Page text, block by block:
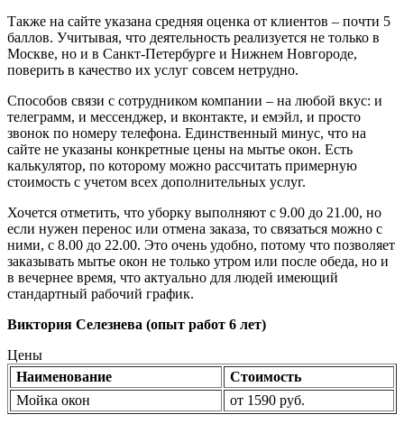
Также на сайте указана средняя оценка от клиентов – почти 5
баллов. Учитывая, что деятельность реализуется не только в
Москве, но и в Санкт-Петербурге и Нижнем Новгороде,
поверить в качество их услуг совсем нетрудно.
Способов связи с сотрудником компании – на любой вкус: и
телеграмм, и мессенджер, и вконтакте, и емэйл, и просто
звонок по номеру телефона. Единственный минус, что на
сайте не указаны конкретные цены на мытье окон. Есть
калькулятор, по которому можно рассчитать примерную
стоимость с учетом всех дополнительных услуг.
Хочется отметить, что уборку выполняют с 9.00 до 21.00, но
если нужен перенос или отмена заказа, то связаться можно с
ними, с 8.00 до 22.00. Это очень удобно, потому что позволяет
заказывать мытье окон не только утром или после обеда, но и
в вечернее время, что актуально для людей имеющий
стандартный рабочий график.
Виктория Селезнева (опыт работ 6 лет)
Цены
Наименование
Стоимость
Мойка окон
от 1590 руб.